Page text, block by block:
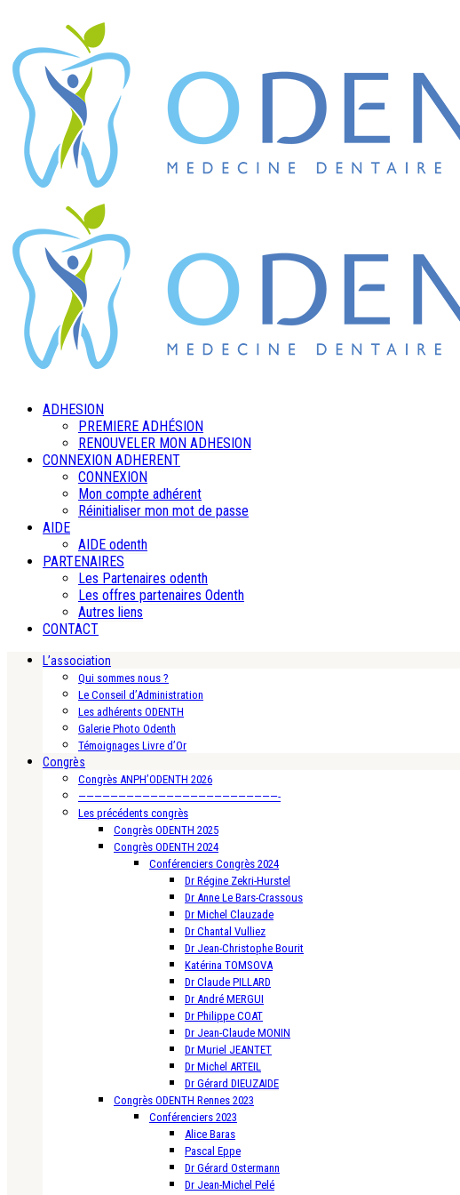
ADHESION
PREMIERE ADHÉSION
RENOUVELER MON ADHESION
CONNEXION ADHERENT
CONNEXION
Mon compte adhérent
Réinitialiser mon mot de passe
AIDE
AIDE odenth
PARTENAIRES
Les Partenaires odenth
Les offres partenaires Odenth
Autres liens
CONTACT
L’association
Qui sommes nous ?
Le Conseil d’Administration
Les adhérents ODENTH
Galerie Photo Odenth
Témoignages Livre d’Or
Congrès
Congrès ANPH’ODENTH 2026
—————————————————————————-
Les précédents congrès
Congrès ODENTH 2025
Congrès ODENTH 2024
Conférenciers Congrès 2024
Dr Régine Zekri-Hurstel
Dr Anne Le Bars-Crassous
Dr Michel Clauzade
Dr Chantal Vulliez
Dr Jean-Christophe Bourit
Katérina TOMSOVA
Dr Claude PILLARD
Dr André MERGUI
Dr Philippe COAT
Dr Jean-Claude MONIN
Dr Muriel JEANTET
Dr Michel ARTEIL
Dr Gérard DIEUZAIDE
Congrès ODENTH Rennes 2023
Conférenciers 2023
Alice Baras
Pascal Eppe
Dr Gérard Ostermann
Dr Jean-Michel Pelé